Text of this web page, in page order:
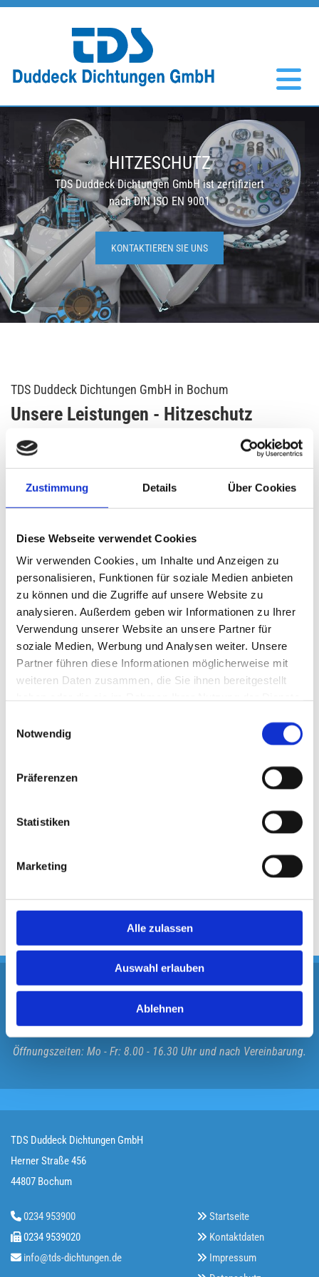
Zustimmung Details Über Cookies
Diese Webseite verwendet Cookies
Wir verwenden Cookies, um Inhalte und Anzeigen zu
personalisieren, Funktionen für soziale Medien anbieten
zu können und die Zugriffe auf unsere Website zu
analysieren. Außerdem geben wir Informationen zu Ihrer
Verwendung unserer Website an unsere Partner für
soziale Medien, Werbung und Analysen weiter. Unsere
Partner führen diese Informationen möglicherweise mit
weiteren Daten zusammen, die Sie ihnen bereitgestellt
Notwendig
Präferenzen
Statistiken
Marketing
Alle zulassen
Auswahl erlauben
Ablehnen
Zum Inhalt springen
HITZESCHUTZ
TDS Duddeck Dichtungen GmbH ist zertifiziert
nach DIN ISO EN 9001
KONTAKTIEREN SIE UNS
TDS Duddeck Dichtungen GmbH in Bochum
Unsere Leistungen - Hitzeschutz
ALLES AUS EINER HAND
Unsere vielseitigen Leistungen umfassen unter anderem
Hitzeschutz-Produkte. Bänder, Packungen, Schnüre,
Nadelvlies, Matten und Gewebe bis 1200 C°.
ZURÜCK ZUR ÜBERSICHT
Sie haben Fragen oder Anregungen?
Rufen Sie uns an:0234 953900
Öffnungszeiten: Mo - Fr: 8.00 - 16.30 Uhr und nach Vereinbarung.
TDS Duddeck Dichtungen GmbH
Herner Straße 456
44807 Bochum
 0234 953900
 0234 9539020
 info@tds-dichtungen.de
 Startseite
 Kontaktdaten
 Impressum